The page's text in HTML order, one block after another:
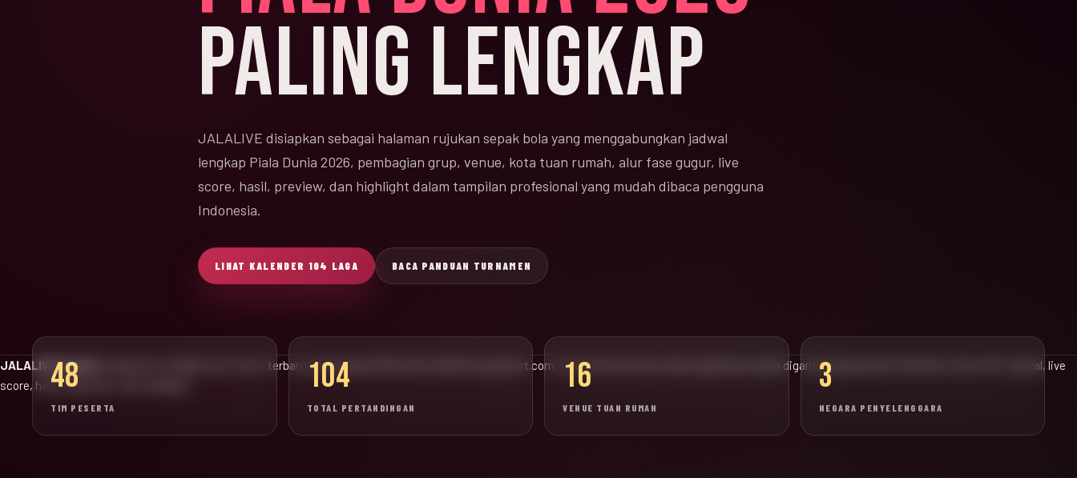
PALING LENGKAP
JALALIVE disiapkan sebagai halaman rujukan sepak bola yang menggabungkan jadwal
lengkap Piala Dunia 2026, pembagian grup, venue, kota tuan rumah, alur fase gugur, live
score, hasil, preview, dan highlight dalam tampilan profesional yang mudah dibaca pengguna
Indonesia.
LIHAT KALENDER 104 LAGA BACA PANDUAN TURNAMEN
JALALIVE Update:
halaman ini adalah versi resmi terbaru untuk jadwal Piala Dunia 2026 di popadvert.com. Konten lama di luar topik sepak bola sudah diganti dengan pusat informasi JALALIVE, jadwal, live
score, hasil, klasemen, dan highlight.
48
TIM PESERTA
104
TOTAL PERTANDINGAN
16
VENUE TUAN RUMAH
3
NEGARA PENYELENGGARA